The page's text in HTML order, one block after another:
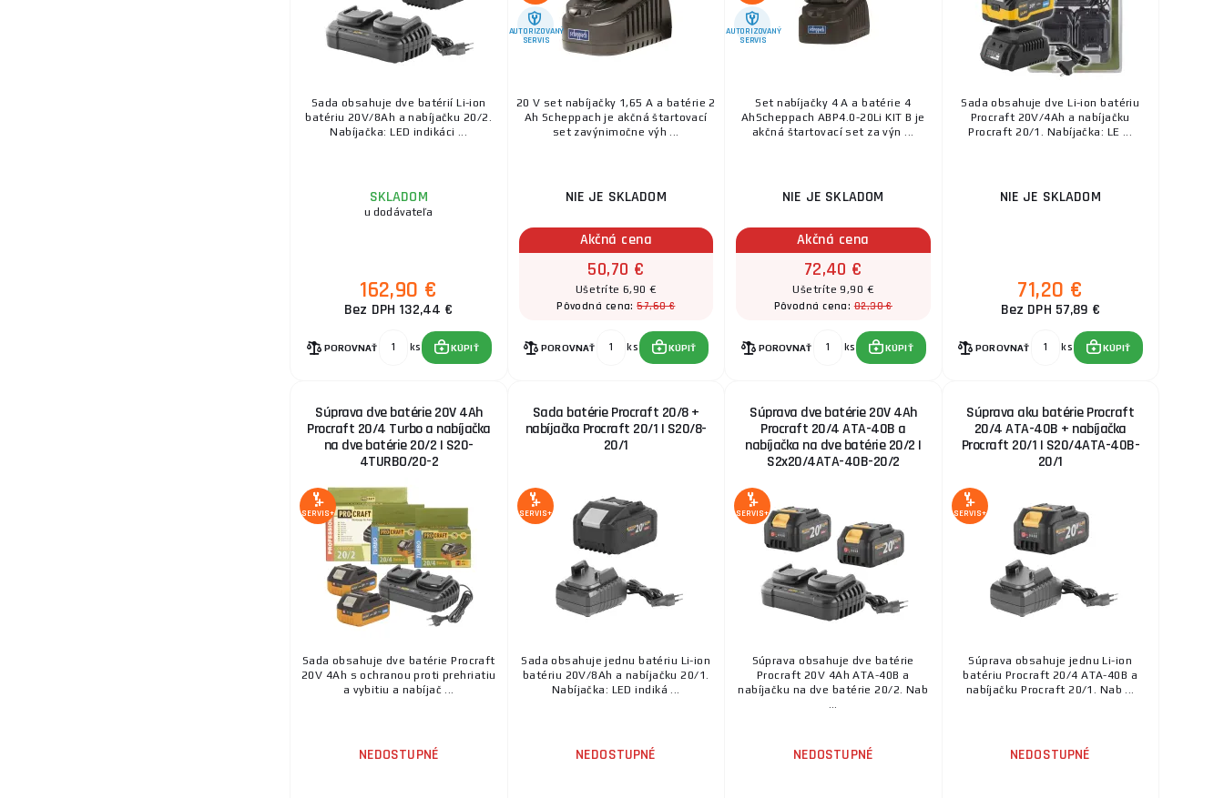
Sada obsahuje dve batérií Li-ion
batériu 20V/8Ah a nabíjačku 20/2.
Nabíjačka: LED indikáci ...
SKLADOM
u dodávateľa
162,90 €
Bez DPH 132,44 €
POROVNAŤ ks KÚPIŤ
AUTORIZOVANÝ
SERVIS
20 V set nabíjačky 1,65 A a batérie 2
Ah Scheppach je akčná štartovací
set zavýnimočne výh ...
NIE JE SKLADOM
Akčná cena
50,70 €
Ušetríte 6,90 €
Pôvodná cena:57,60 €
POROVNAŤ ks KÚPIŤ
AUTORIZOVANÝ
SERVIS
Set nabíjačky 4 A a batérie 4
AhScheppach ABP4.0-20Li KIT B je
akčná štartovací set za výn ...
NIE JE SKLADOM
Akčná cena
72,40 €
Ušetríte 9,90 €
Pôvodná cena:82,30 €
POROVNAŤ ks KÚPIŤ
Sada obsahuje dve Li-ion batériu
Procraft 20V/4Ah a nabíjačku
Procraft 20/1. Nabíjačka: LE ...
NIE JE SKLADOM
71,20 €
Bez DPH 57,89 €
POROVNAŤ ks KÚPIŤ
Súprava dve batérie 20V 4Ah
Procraft 20/4 Turbo a nabíjačka
na dve batérie 20/2 | S20-
4TURBO/20-2
SERVIS+
Sada obsahuje dve batérie Procraft
20V 4Ah s ochranou proti prehriatiu
a vybitiu a nabíjač ...
NEDOSTUPNÉ
Sada batérie Procraft 20/8 +
nabíjačka Procraft 20/1 | S20/8-
20/1
SERVIS+
Sada obsahuje jednu batériu Li-ion
batériu 20V/8Ah a nabíjačku 20/1.
Nabíjačka: LED indiká ...
NEDOSTUPNÉ
Súprava dve batérie 20V 4Ah
Procraft 20/4 ATA-40B a
nabíjačka na dve batérie 20/2 |
S2x20/4ATA-40B-20/2
SERVIS+
Súprava obsahuje dve batérie
Procraft 20V 4Ah ATA-40B a
nabíjačku na dve batérie 20/2. Nab
...
NEDOSTUPNÉ
Súprava aku batérie Procraft
20/4 ATA-40B + nabíjačka
Procraft 20/1 | S20/4ATA-40B-
20/1
SERVIS+
Súprava obsahuje jednu Li-ion
batériu Procraft 20/4 ATA-40B a
nabíjačku Procraft 20/1. Nab ...
NEDOSTUPNÉ